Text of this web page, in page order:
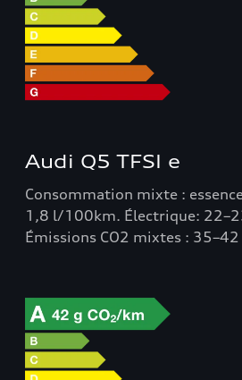
Audi Q5 TFSI e
Consommation mixte :
1,8 l/100km. Électrique:
Émissions CO2 mixtes :